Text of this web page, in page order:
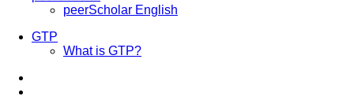
peerScholar English
GTP
What is GTP?